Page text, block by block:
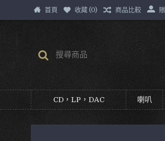
首頁 收藏 (0) 商品比較
CD，LP，DAC 喇叭